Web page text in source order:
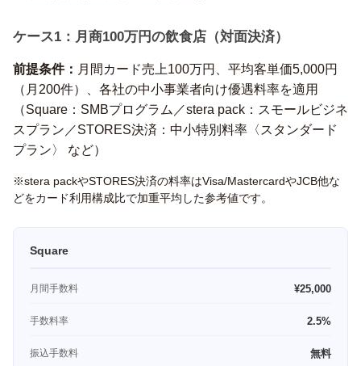
ケース1：月商100万円の飲食店（対面決済）
前提条件： 月間カード売上100万円、平均客単価5,000円
（月200件）、各社の中小事業者向け優遇料率を適用
（Square：SMBプログラム／stera pack：スモールビジネ
スプラン／STORES決済：中小特別料率〈スタンダード
プラン〉 など）
※stera packやSTORES決済の料率はVisa/MastercardやJCB他な
どをカード利用構成比で加重平均した参考値です。
Square
月間手数料 ¥25,000
手数料率 2.5%
振込手数料 無料